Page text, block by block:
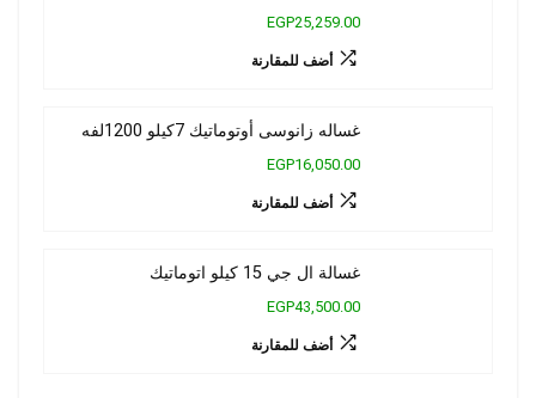
EGP25,259.00
أضف للمقارنة
غساله زانوسى أوتوماتيك 7كيلو 1200لفه
EGP16,050.00
أضف للمقارنة
غسالة ال جي 15 كيلو اتوماتيك
EGP43,500.00
أضف للمقارنة